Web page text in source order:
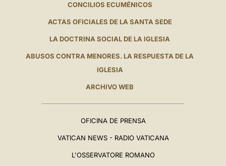
CONCILIOS ECUMÉNICOS
ACTAS OFICIALES DE LA SANTA SEDE
LA DOCTRINA SOCIAL DE LA IGLESIA
ABUSOS CONTRA MENORES. LA RESPUESTA DE LA
IGLESIA
ARCHIVO WEB
OFICINA DE PRENSA
VATICAN NEWS - RADIO VATICANA
L'OSSERVATORE ROMANO